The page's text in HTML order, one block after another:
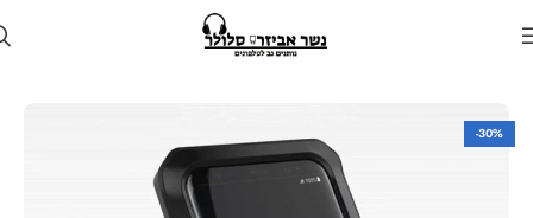
מגנים למכשירי סמסונג
-30%